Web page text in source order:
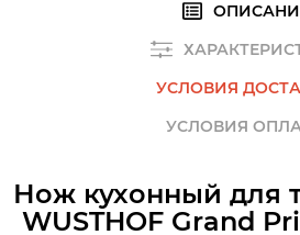
УСЛОВИЯ
УСЛОВИЯ
Нож кухонный для
WUSTHOF Grand